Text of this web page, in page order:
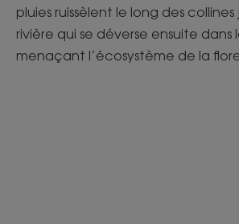
pluies ruissèlent le long des
rivière qui se déverse ensuite dans
menaçant l’écosystème de la